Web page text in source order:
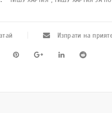
Изпрати на